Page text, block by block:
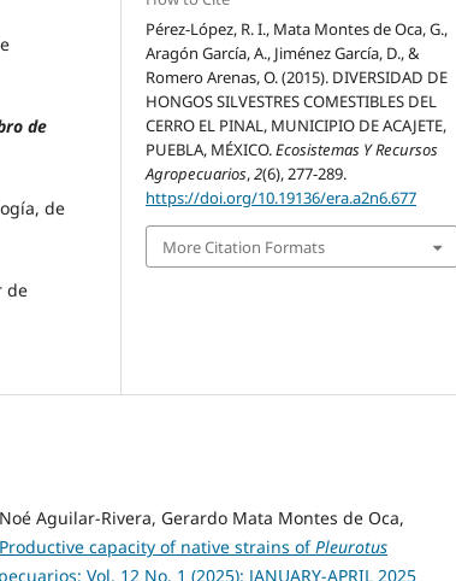
de
de
de
Pérez-López, R. I., Mata Montes de Oca, G.,
Aragón García, A., Jiménez García, D., &
Romero Arenas, O. (2015). DIVERSIDAD DE
HONGOS SILVESTRES COMESTIBLES DEL
CERRO EL PINAL, MUNICIPIO DE ACAJETE,
PUEBLA, MÉXICO.Ecosistemas Y Recursos
Agropecuarios,2(6), 277-289.
https://doi.org/10.19136/era.a2n6.677
More Citation Formats
Aguilar-Rivera, Gerardo Mata Montes de Oca,
Productive capacity of native strains ofPleurotus
Vol. 12 No. 1 (2025): JANUARY-APRIL 2025